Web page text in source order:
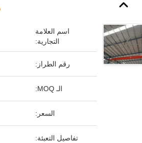
اسم العلامة
التجارية:
رقم الطراز:
الـ MOQ:
السعر:
تفاصيل التعبئة: